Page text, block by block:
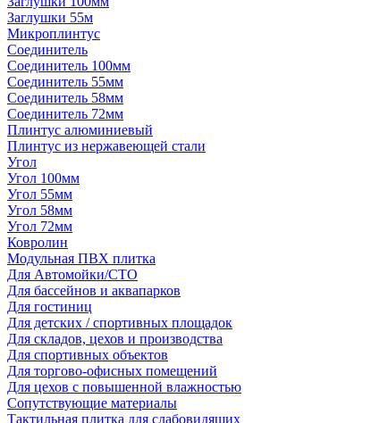
Заглушки 55м
Микроплинтус
Соединитель
Соединитель 100мм
Соединитель 55мм
Соединитель 58мм
Соединитель 72мм
Плинтус алюминиевый
Плинтус из нержавеющей стали
Угол
Угол 100мм
Угол 55мм
Угол 58мм
Угол 72мм
Ковролин
Модульная ПВХ плитка
Для Автомойки/СТО
Для бассейнов и аквапарков
Для гостиниц
Для детских / спортивных площадок
Для складов, цехов и производства
Для спортивных объектов
Для торгово-офисных помещений
Для цехов с повышенной влажностью
Сопутствующие материалы
Тактильная плитка для слабовидящих